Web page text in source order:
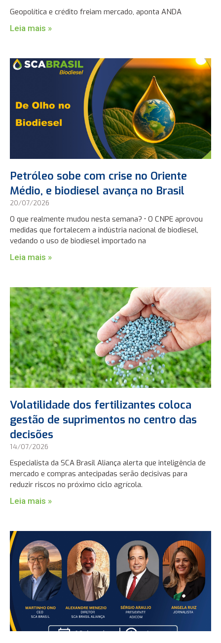
Geopolítica e crédito freiam mercado, aponta ANDA
Leia mais »
Petróleo sobe com crise no Oriente
Médio, e biodiesel avança no Brasil
20/07/2026
O que realmente mudou nesta semana? • O CNPE aprovou
medidas que fortalecem a indústria nacional de biodiesel,
vedando o uso de biodiesel importado na
Leia mais »
Volatilidade dos fertilizantes coloca
gestão de suprimentos no centro das
decisões
14/07/2026
Especialista da SCA Brasil Aliança alerta que inteligência de
mercado e compras antecipadas serão decisivas para
reduzir riscos no próximo ciclo agrícola.
Leia mais »